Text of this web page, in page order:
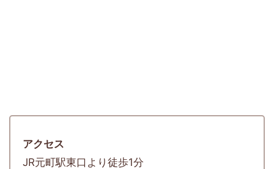
アクセス
JR元町駅東口より徒歩1分